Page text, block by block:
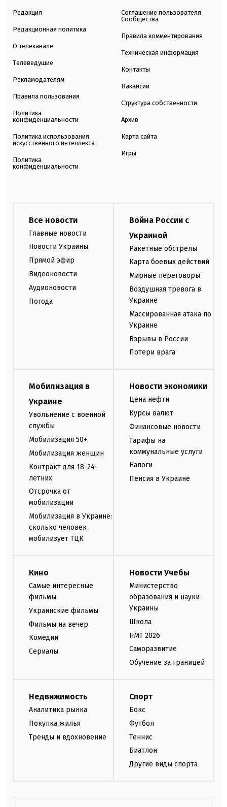
Редакция
Редакционная политика
О телеканале
Телеведущие
Рекламодателям
Правила пользования
Политика
конфиденциальности
Политика использования
искусственного интеллекта
Политика
конфиденциальности
Соглашение пользователя
Сообщества
Правила комментирования
Техническая информация
Контакты
Вакансии
Структура собственности
Архив
Карта сайта
Игры
Все новости
Главные новости
Новости Украины
Прямой эфир
Видеоновости
Аудионовости
Погода
Война России с
Украиной
Ракетные обстрелы
Карта боевых действий
Мирные переговоры
Воздушная тревога в
Украине
Массированная атака по
Украине
Взрывы в России
Потери врага
Мобилизация в
Украине
Увольнение с военной
службы
Мобилизация 50+
Мобилизация женщин
Контракт для 18-24-
летних
Отсрочка от
мобилизации
Мобилизация в Украине:
сколько человек
мобилизует ТЦК
Новости экономики
Цена нефти
Курсы валют
Финансовые новости
Тарифы на
коммунальные услуги
Налоги
Пенсия в Украине
Кино
Самые интересные
фильмы
Украинские фильмы
Фильмы на вечер
Комедии
Сериалы
Новости Учебы
Министерство
образования и науки
Украины
Школа
НМТ 2026
Саморазвитие
Обучение за границей
Недвижимость
Аналитика рынка
Покупка жилья
Тренды и вдохновение
Спорт
Бокс
Футбол
Теннис
Биатлон
Другие виды спорта